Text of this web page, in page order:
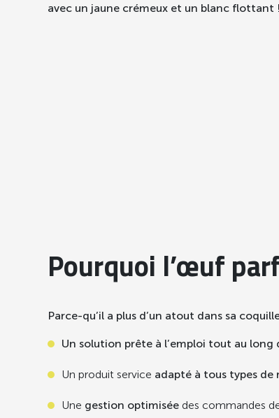
avec un jaune crémeux et un blanc flottant !
Pourquoi l’œuf
Parce-qu’il a plus d’un atout dans sa
Un solution prête à l’emploi tout au long
Un produit service adapté à tous types
Une gestion optimisée des commandes